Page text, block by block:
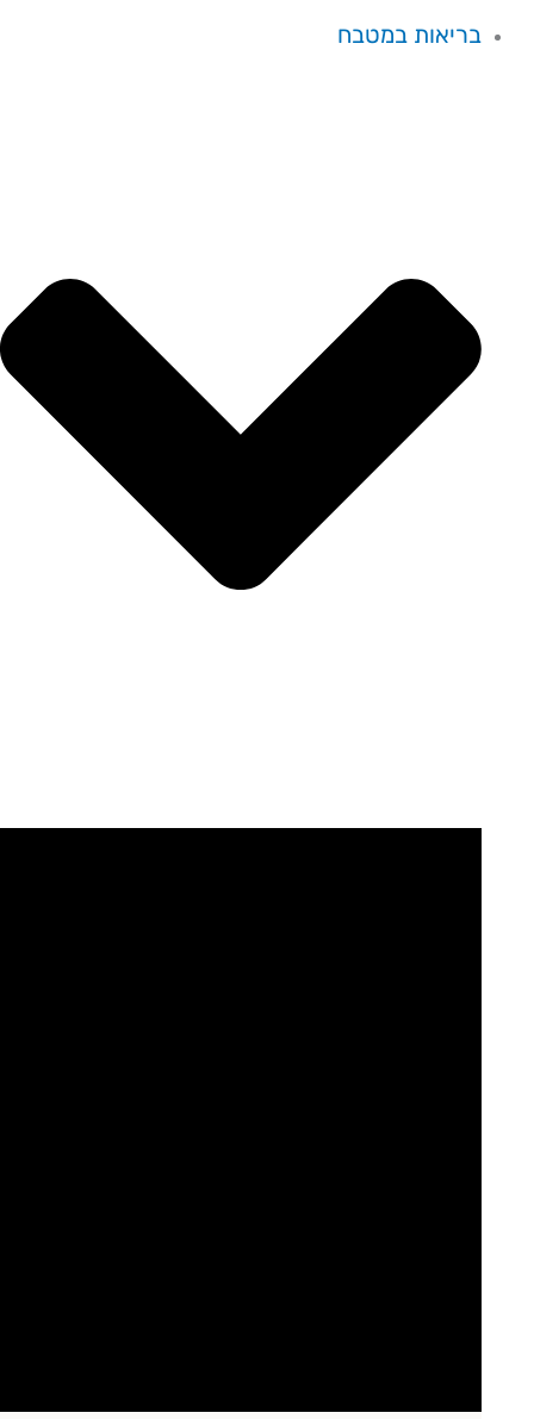
בריאות במטבח